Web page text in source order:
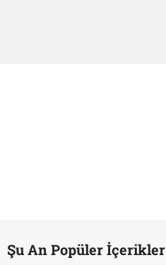
Şu An Popüler İçerikler